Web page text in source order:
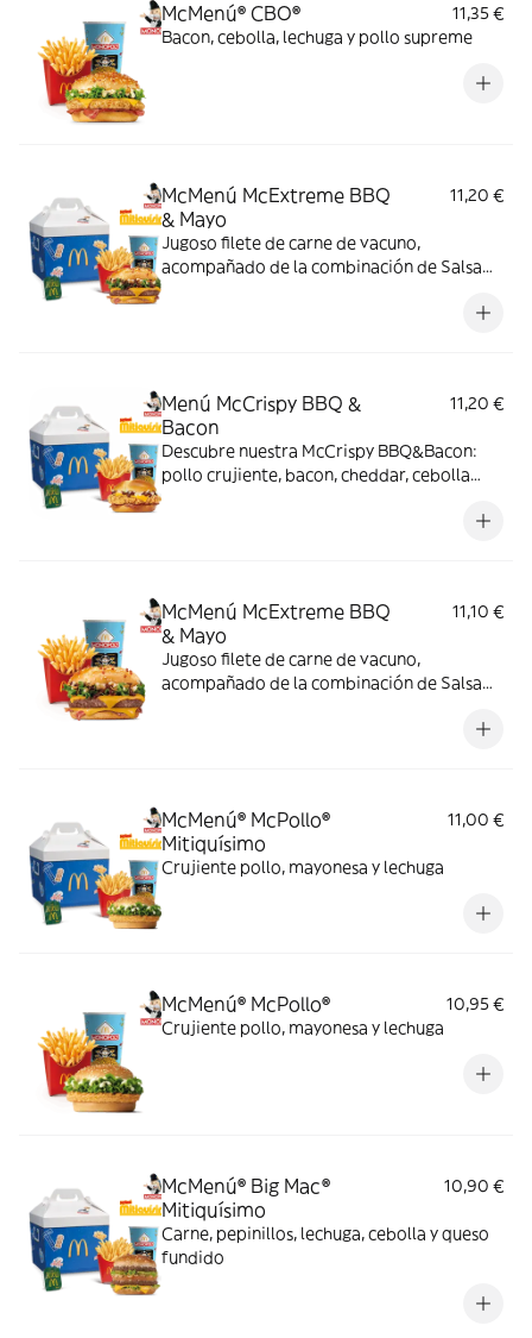
McMenú® CBO®
11,35 €
Bacon, cebolla, lechuga y pollo supreme
McMenú McExtreme BBQ
& Mayo
11,20 €
Jugoso filete de carne de vacuno,
acompañado de la combinación de Salsa
doble de cheddar, lechuga fresca y tiras de
Menú McCrispy BBQ &
Bacon
11,20 €
Descubre nuestra McCrispy BBQ&Bacon:
pollo crujiente, bacon, cheddar, cebolla
harina de trigo con copos de patata. ¡Sabor
McMenú McExtreme BBQ
& Mayo
11,10 €
Jugoso filete de carne de vacuno,
acompañado de la combinación de Salsa
doble de cheddar, lechuga fresca y tiras de
McMenú® McPollo®
Mitiquísimo
11,00 €
Crujiente pollo, mayonesa y lechuga
McMenú® McPollo®
10,95 €
Crujiente pollo, mayonesa y lechuga
McMenú® Big Mac®
Mitiquísimo
10,90 €
Carne, pepinillos, lechuga, cebolla y queso
fundido